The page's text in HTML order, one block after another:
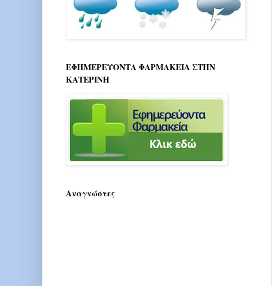
ΕΦΗΜΕΡΕΥΟΝΤΑ ΦΑΡΜΑΚΕΙΑ ΣΤΗΝ
ΚΑΤΕΡΙΝΗ
Αναγνώστες